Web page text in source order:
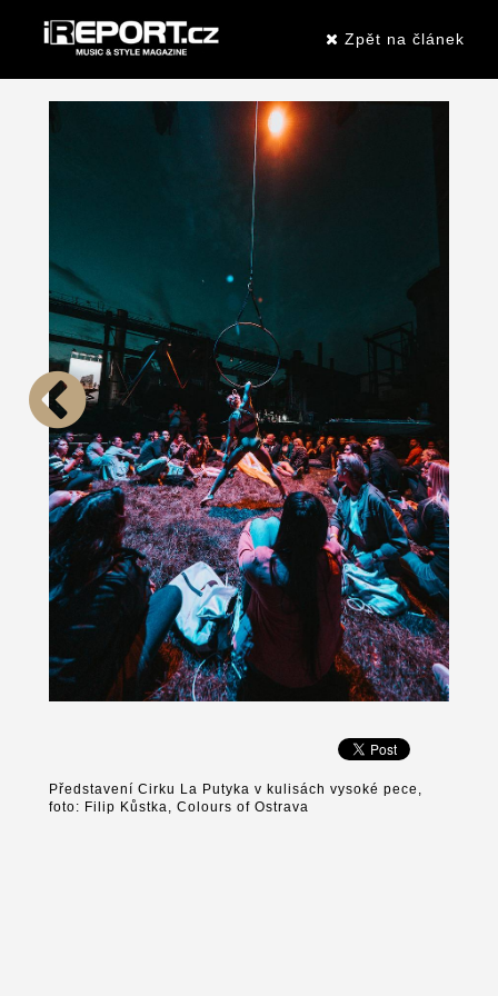
Zpět na článek
Představení Cirku La Putyka v kulisách vysoké pece,
foto: Filip Kůstka, Colours of Ostrava